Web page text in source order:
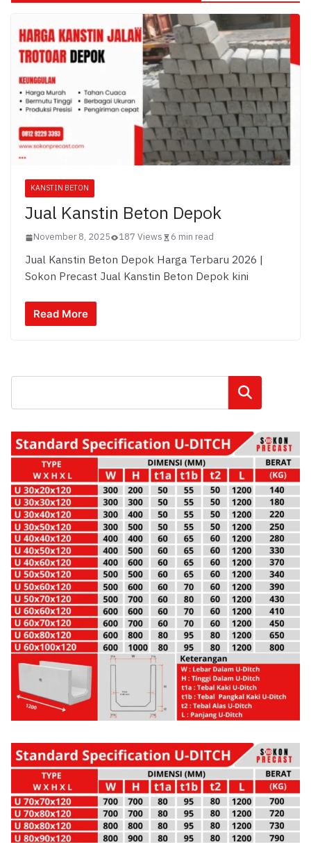
KANSTIN BETON
Jual Kanstin Beton Depok
November 8, 2025 187 Views 6 min read
Jual Kanstin Beton Depok Harga Terbaru 2026 |
Sokon Precast Jual Kanstin Beton Depok kini
Read More
Cari